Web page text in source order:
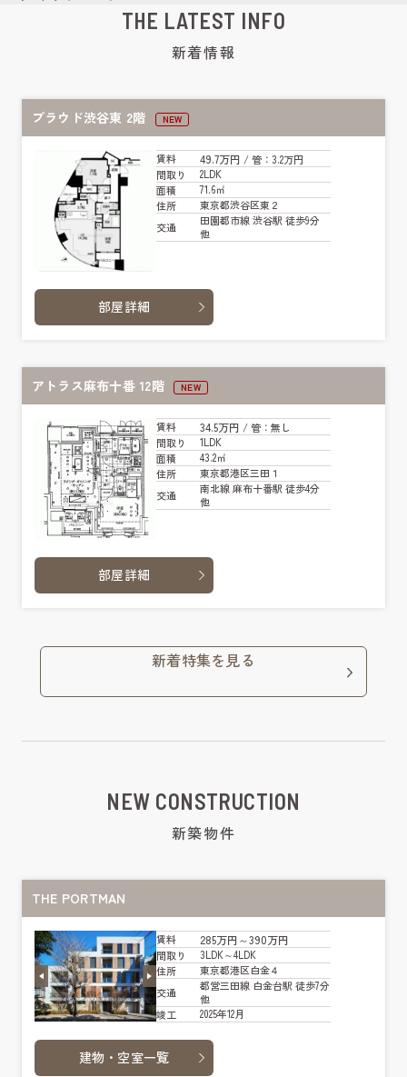
THE LATEST INFO
新着情報
プラウド渋谷東 2階 NEW
賃料 49.7万円 / 管：3.2万円
間取り
2LDK
面積
71.6㎡
住所
東京都渋谷区東２
交通
田園都市線 渋谷駅 徒歩9分
他
部屋詳細
アトラス麻布十番 12階 NEW
賃料 34.5万円 / 管：無し
間取り
1LDK
面積
43.2㎡
住所
東京都港区三田１
交通
南北線 麻布十番駅 徒歩4分
他
部屋詳細
新着特集を見る
NEW CONSTRUCTION
新築物件
THE PORTMAN
賃料 285万円～390万円
間取り
3LDK～4LDK
住所
東京都港区白金４
交通
都営三田線 白金台駅 徒歩7分
他
竣工
2025年12月
建物・空室一覧